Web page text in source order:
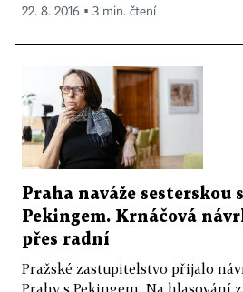
22. 8. 2016 ▪ 3 min. čtení
Praha naváže sesterskou
Pekingem. Krnáčová
přes radní
Pražské zastupitelstvo přijalo
Prahy s Pekingem. Na hlasování